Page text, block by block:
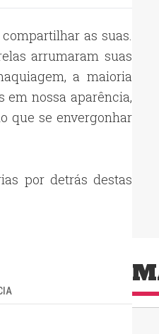
as suas.
arrumaram suas
a maioria
nossa aparência,
que se envergonhar
por detrás destas